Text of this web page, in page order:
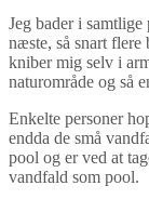
Jeg bader i
næste, så snart flere
kniber mig selv i
naturområde og så
Enkelte personer
endda de små
pool og er ved at
vandfald som pool.